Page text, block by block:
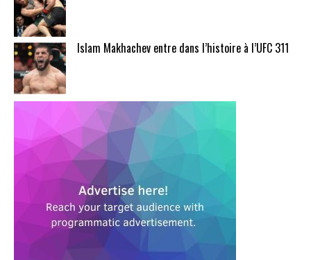
Islam Makhachev entre dans l’histoire à l’UFC 311